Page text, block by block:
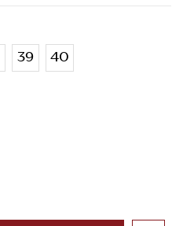
39 40